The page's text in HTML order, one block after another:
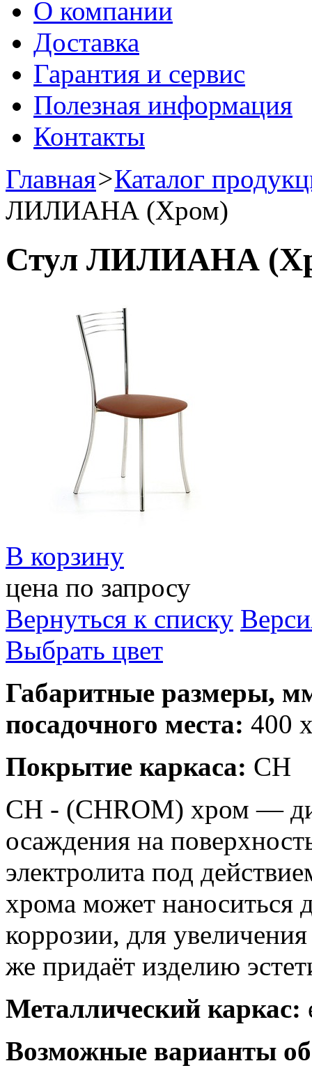
О компании
Доставка
Гарантия и сервис
Полезная информация
Контакты
Главная>Каталог
ЛИЛИАНА (Хром)
Стул ЛИЛИАНА
В корзину
цена по запросу
Вернуться к списку
Выбрать цвет
Габаритные размеры,
посадочного места: 400
Покрытие каркаса: CH
СН - (CHROM) хром —
осаждения на
электролита под
хрома может наноситься
коррозии, для
же придаёт изделию
Металлический каркас:
Возможные варианты